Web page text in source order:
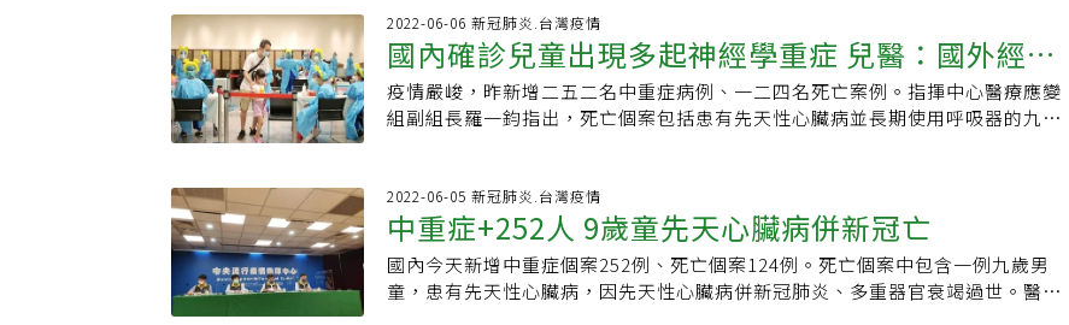
大化利益（maximize benefits）、●醫療工作者優先（prioritize health
workers）、●反對先到先得（do not allocate at first-come）、●對證據負責
（evidence-based）、●臨床試驗受試者優先（recognize research
participation）、●對COVID-19患者與非患者皆適用（apply the same
principle to all COVID and non-COVID patients）。延伸閱讀：2/26 「甘苦人
病人的一句話●信任台東馬偕，樂觀面對生活。
觀察重點，如果看到孩子呼吸急促可看時鐘算每分鐘呼吸次數，特別是退燒後還
很喘就是緊急送醫的時機。
90多歲，110例未打滿三劑疫苗、87人80歲以上、146人具有慢性病史。死亡個
案再增一例兒童個案，為八個月大女嬰，有先天泌尿系統疾病。5月31日發燒，疑
似因手術造口滲透造成感染 ，當天入院採檢陽性，但仍於6月1日手術，入住加護
病房。住院期間出現心跳、血壓、氧氣濃度下降情形，後因細菌及新冠病毒感染
併敗血症，6月2日死亡。目前12歲以下兒童重症累積36例，分別為17例腦炎、8
日採檢陽性，到29日都採居家照護。個案解隔後5月30日在學校突然昏倒，送醫
已無呼吸心跳，急救無效過世。經司法相驗，死因為病毒性心肌炎、急性肺水腫
及心因性休克併新冠病毒感染。羅一鈞表示，目前13至18歲青少年重症共兩例，
此為首例死亡個案。另一例重症個案為4月27日公布的15歲女性，出現肺炎症
2022-06-06 新冠肺炎.台灣疫情
國內確診兒童出現多起神經學重症 兒醫：國外經驗
較少見
疫情嚴峻，昨新增二五二名中重症病例、一二四名死亡案例。指揮中心醫療應變
組副組長羅一鈞指出，死亡個案包括患有先天性心臟病並長期使用呼吸器的九歲
死亡，一例共病腦腫瘤，十五人已死亡。為交流重症兒童救治經驗，疾管署昨天
再次舉辦案例研討會，五家醫院分享七名重症兒童案例，年齡介於八個月到十
歲，成大醫院小兒胸腔暨重症科主任王玠能表示，國內確診兒童出現多起神經學
重症，特別是嚴重腦病變、急性腦炎、猛爆性腦水腫，這是國外經驗較為少見
的，醫界需探討背後原因。林口長庚醫院兒童重症加護科主治醫師李恩沛表示，
2022-06-05 新冠肺炎.台灣疫情
中重症+252人 9歲童先天心臟病併新冠亡
國內今天新增中重症個案252例、死亡個案124例。死亡個案中包含一例九歲男
童，患有先天性心臟病，因先天性心臟病併新冠肺炎、多重器官衰竭過世。醫療